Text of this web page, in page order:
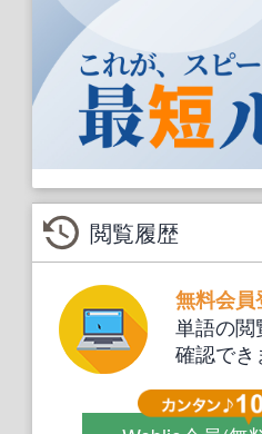
閲覧履歴
無料会員
単語の閲
確認でき